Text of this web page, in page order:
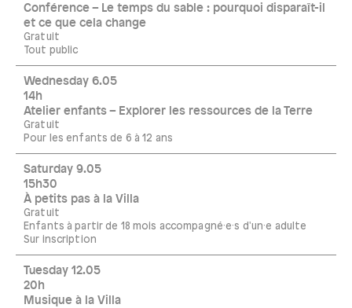
Conférence – Le temps du sable : pourquoi disparaît-il
et ce que cela change
Gratuit
Tout public
Wednesday 6.05
14h
Atelier enfants – Explorer les ressources de la Terre
Gratuit
Pour les enfants de 6 à 12 ans
Saturday 9.05
15h30
À petits pas à la Villa
Gratuit
Enfants à partir de 18 mois accompagné·e·s d'un·e adulte
Sur inscription
Tuesday 12.05
20h
Musique à la Villa